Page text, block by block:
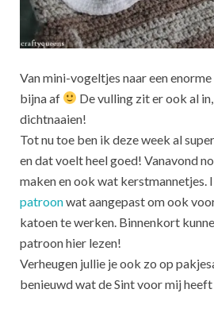
Van mini-vogeltjes naar een
bijna af
De vulling zit er ook al
dichtnaaien!
Tot nu toe ben ik deze week al
en dat voelt heel goed! Vanavond
maken en ook wat kerstmannetjes.
patroonwat aangepast om ook
katoen te werken. Binnenkort
patroon hier lezen!
Verheugen jullie je ook zo op
benieuwd wat de Sint voor mij